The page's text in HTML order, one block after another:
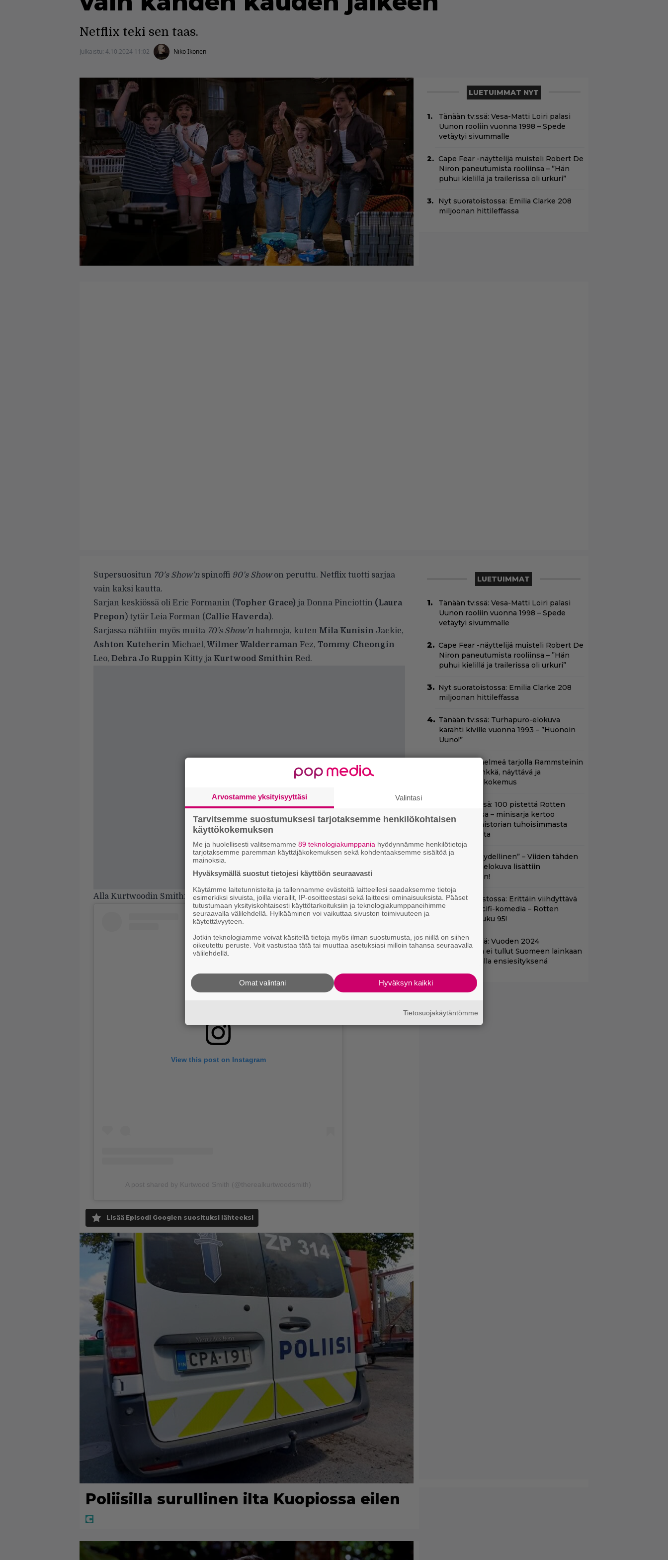
Netflix teki sen taas.
Julkaistu: 4.10.2024 11:02 Niko Ikonen
LUETUIMMAT NYT
Tänään tv:ssä: Vesa-Matti Loiri palasi
Uunon rooliin vuonna 1998 – Spede
vetäytyi sivummalle
Cape Fear -näyttelijä muisteli Robert De
Niron paneutumista rooliinsa – ”Hän
puhui kielillä ja trailerissa oli urkuri”
Nyt suoratoistossa: Emilia Clarke 208
miljoonan hittileffassa
Supersuositun 70’s Show’nspinoffi 90’s Showon peruttu. Netflix tuotti sarjaa
vain kaksi kautta.
Sarjan keskiössä oli Eric Formanin (Topher Grace) ja Donna Pinciottin (Laura
Prepon) tytär Leia Forman (Callie Haverda).
Sarjassa nähtiin myös muita 70’s Show’nhahmoja, kuten Mila Kunisin Jackie,
Ashton Kutcherin Michael, Wilmer Walderraman Fez, Tommy Cheongin
Leo, Debra Jo Ruppin Kitty ja Kurtwood Smithin Red.
Alla Kurtwoodin Smithin viesti sarjan perumisesta.
View this post on Instagram
A post shared by Kurtwood Smith (@therealkurtwoodsmith)
Lisää Episodi Googlen suosituksi lähteeksi
Poliisilla surullinen ilta Kuopiossa eilen
LUETUIMMAT
Tänään tv:ssä: Vesa-Matti Loiri palasi
Uunon rooliin vuonna 1998 – Spede
vetäytyi sivummalle
Cape Fear -näyttelijä muisteli Robert De
Niron paneutumista rooliinsa – ”Hän
puhui kielillä ja trailerissa oli urkuri”
Nyt suoratoistossa: Emilia Clarke 208
miljoonan hittileffassa
Tänään tv:ssä: Turhapuro-elokuva
karahti kiville vuonna 1993 – ”Huonoin
Uuno!”
Suoratoistohelmeä tarjolla Rammsteinin
faneille – synkkä, näyttävä ja
satumainen kokemus
Nyt Netflixissä: 100 pistettä Rotten
Tomatoesissa – minisarja kertoo
Britannian historian tuhoisimmasta
terrori-iskusta
”Lajissaan täydellinen” – Viiden tähden
scifitoimintaelokuva lisättiin
suoratoistoon!
Nyt suoratoistossa: Erittäin viihdyttävä
ja kehuttu scifi-komedia – Rotten
Tomatoes -luku 95!
Tänään tv:ssä: Vuoden 2024
laatuelokuva ei tullut Suomeen lainkaan
– Nyt Teemalla ensiesityksenä
Arvostamme yksityisyyttäsi Valintasi
Tarvitsemme suostumuksesi tarjotaksemme henkilökohtaisen
käyttökokemuksen
Me ja huolellisesti valitsemamme 89 teknologiakumppania hyödynnämme henkilötietoja
tarjotaksemme paremman käyttäjäkokemuksen sekä kohdentaaksemme sisältöä ja
mainoksia.
Hyväksymällä suostut tietojesi käyttöön seuraavasti
Käytämme laitetunnisteita ja tallennamme evästeitä laitteellesi saadaksemme tietoja
esimerkiksi sivuista, joilla vierailit, IP-osoitteestasi sekä laitteesi ominaisuuksista. Pääset
tutustumaan yksityiskohtaisesti käyttötarkoituksiin ja teknologiakumppaneihimme
seuraavalla välilehdellä. Hylkääminen voi vaikuttaa sivuston toimivuuteen ja
käytettävyyteen.
Jotkin teknologiamme voivat käsitellä tietoja myös ilman suostumusta, jos niillä on siihen
oikeutettu peruste. Voit vastustaa tätä tai muuttaa asetuksiasi milloin tahansa seuraavalla
välilehdellä.
Hyväksyn kaikki
Omat valintani
Tietosuojakäytäntömme